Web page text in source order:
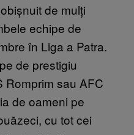
de mulți
echipe de
în Liga a Patra.
de prestigiu
Romprim sau AFC
de oameni pe
cu tot cei